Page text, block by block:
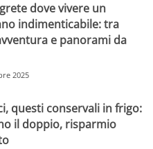
dove vivere un
indimenticabile: tra
e panorami da
2025
questi conservali in frigo:
il doppio, risparmio